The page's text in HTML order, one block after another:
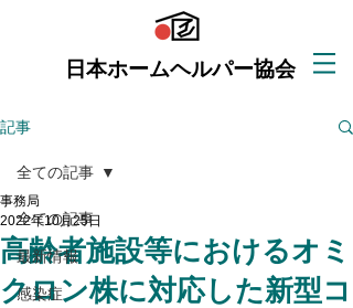
日本ホームヘルパー協会
記事
全ての記事
最新情報
感染症
全ての記事
高齢者施設等におけるオミ
クロン株に対応した新型コ
事務局
2022年10月25日